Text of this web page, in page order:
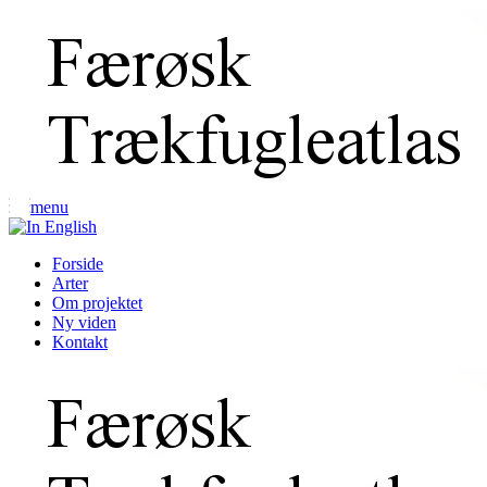
menu
Forside
Arter
Om projektet
Ny viden
Kontakt